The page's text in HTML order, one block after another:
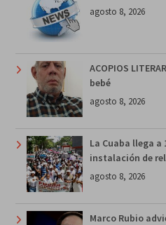
agosto 8, 2026
ACOPIOS
bebé
agosto 8, 2026
La Cuaba llega
instalación de
agosto 8, 2026
Marco Rubio